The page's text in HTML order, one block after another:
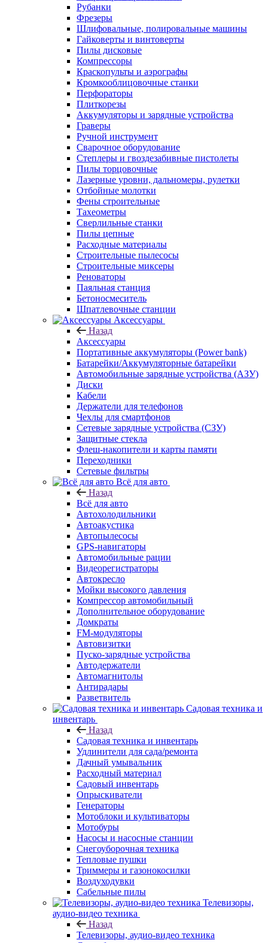
Рубанки
Фрезеры
Шлифовальные, полировальные машины
Гайковерты и винтоверты
Пилы дисковые
Компрессоры
Краскопульты и аэрографы
Кромкооблицовочные станки
Перфораторы
Плиткорезы
Аккумуляторы и зарядные устройства
Граверы
Ручной инструмент
Сварочное оборудование
Степлеры и гвоздезабивные пистолеты
Пилы торцовочные
Лазерные уровни, дальномеры, рулетки
Отбойные молотки
Фены строительные
Тахеометры
Сверлильные станки
Пилы цепные
Расходные материалы
Строительные пылесосы
Строительные миксеры
Реноваторы
Паяльная станция
Бетоносмеситель
Шпатлевочные станции
Аксессуары
Назад
Аксессуары
Портативные аккумуляторы (Power bank)
Батарейки/Аккумуляторные батарейки
Автомобильные зарядные устройства (АЗУ)
Диски
Кабели
Держатели для телефонов
Чехлы для смартфонов
Сетевые зарядные устройства (СЗУ)
Защитные стекла
Флеш-накопители и карты памяти
Переходники
Сетевые фильтры
Всё для авто
Назад
Всё для авто
Автохолодильники
Автоакустика
Автопылесосы
GPS-навигаторы
Автомобильные рации
Видеорегистраторы
Автокресло
Мойки высокого давления
Компрессор автомобильный
Дополнительное оборудование
Домкраты
FM-модуляторы
Автовизитки
Пуско-зарядные устройства
Автодержатели
Автомагнитолы
Антирадары
Разветвитель
Садовая техника и
инвентарь
Назад
Садовая техника и инвентарь
Удлинители для сада/ремонта
Дачный умывальник
Расходный материал
Садовый инвентарь
Опрыскиватели
Генераторы
Мотоблоки и культиваторы
Мотобуры
Насосы и насосные станции
Снегоуборочная техника
Тепловые пушки
Триммеры и газонокосилки
Воздуходувки
Сабельные пилы
Телевизоры,
аудио-видео техника
Назад
Телевизоры, аудио-видео техника